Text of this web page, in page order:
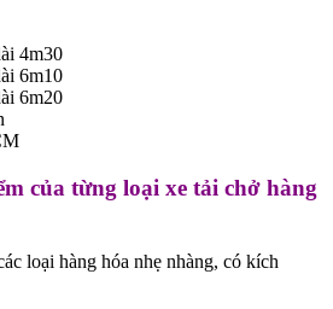
4m30
6m10
6m20
của từng loại xe tải chở hàng
loại hàng hóa nhẹ nhàng, có kích